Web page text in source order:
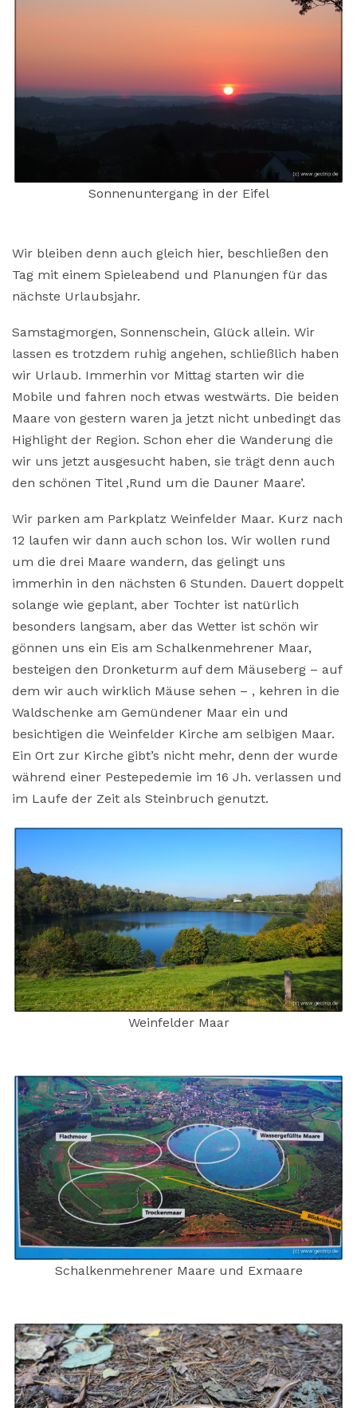
Sonnenuntergang in der Eifel
Wir bleiben denn auch gleich hier, beschließen den
Tag mit einem Spieleabend und Planungen für das
nächste Urlaubsjahr.
Samstagmorgen, Sonnenschein, Glück allein. Wir
lassen es trotzdem ruhig angehen, schließlich haben
wir Urlaub. Immerhin vor Mittag starten wir die
Mobile und fahren noch etwas westwärts. Die beiden
Maare von gestern waren ja jetzt nicht unbedingt das
Highlight der Region. Schon eher die Wanderung die
wir uns jetzt ausgesucht haben, sie trägt denn auch
den schönen Titel ‚Rund um die Dauner Maare’.
Wir parken am Parkplatz Weinfelder Maar. Kurz nach
12 laufen wir dann auch schon los. Wir wollen rund
um die drei Maare wandern, das gelingt uns
immerhin in den nächsten 6 Stunden. Dauert doppelt
solange wie geplant, aber Tochter ist natürlich
besonders langsam, aber das Wetter ist schön wir
gönnen uns ein Eis am Schalkenmehrener Maar,
besteigen den Dronketurm auf dem Mäuseberg – auf
dem wir auch wirklich Mäuse sehen – , kehren in die
Waldschenke am Gemündener Maar ein und
besichtigen die Weinfelder Kirche am selbigen Maar.
Ein Ort zur Kirche gibt’s nicht mehr, denn der wurde
während einer Pestepedemie im 16 Jh. verlassen und
im Laufe der Zeit als Steinbruch genutzt.
Weinfelder Maar
Schalkenmehrener Maare und Exmaare